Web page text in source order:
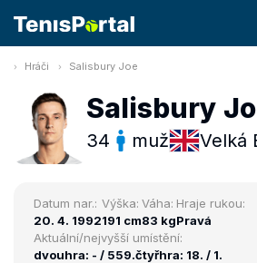
Hráči Salisbury Joe
Salisbury
34 muž Velká
Datum nar.:
20. 4. 1992
Výška:
191 cm
Váha:
83 kg
Hraje rukou:
Pravá
Aktuální/nejvyšší umístění:
dvouhra: - / 559.čtyřhra: 18. / 1.